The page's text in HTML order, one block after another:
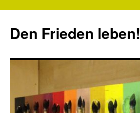
springen
Den Frieden leben!